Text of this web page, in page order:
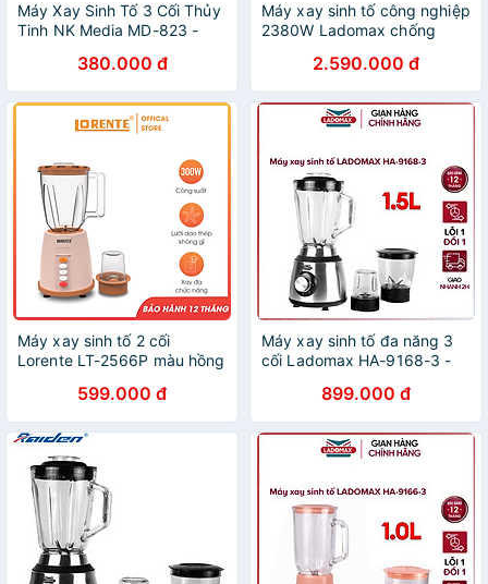
Máy Xay Sinh Tố 3 Cối Thủy
Tinh NK Media MD-823 -
380.000 đ
Máy xay sinh tố công nghiệp
2380W Ladomax chống
điện, chân đế nhôm tản
nhiệt tốt, moto lõi đồng, xay
rau má, xay đá, sinh tố...có
linh kiện thay thế - Hàng
2.590.000 đ
Máy xay sinh tố 2 cối
Lorente LT-2566P màu hồng
599.000 đ
Máy xay sinh tố đa năng 3
cối Ladomax HA-9168-3 -
899.000 đ